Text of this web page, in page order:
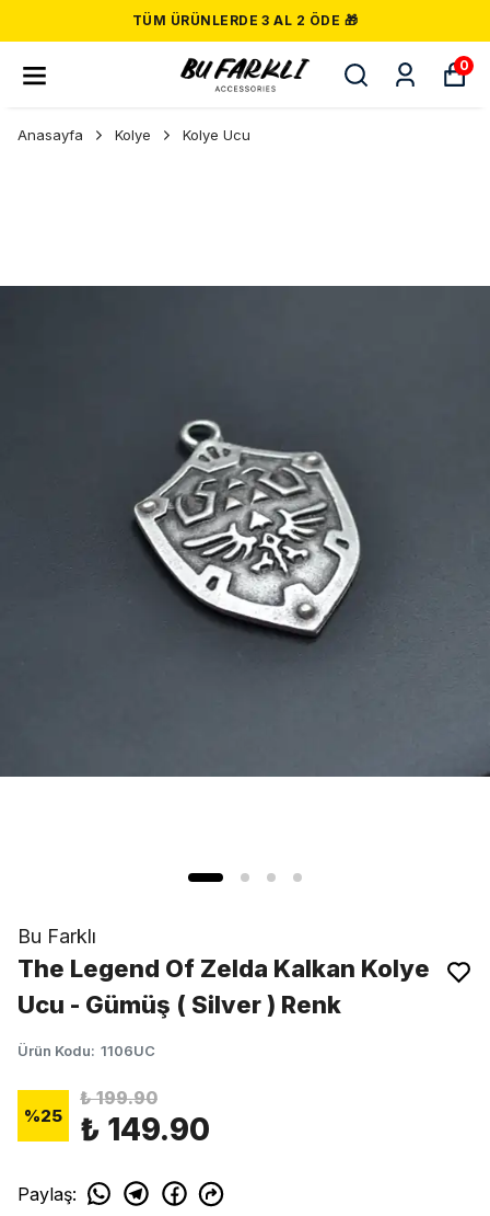
TÜM ÜRÜNLERDE 3 AL 2 ÖDE 🎁
0
Anasayfa Kolye Kolye Ucu
Bu Farklı
The Legend Of Zelda Kalkan Kolye
Ucu - Gümüş ( Silver ) Renk
Ürün Kodu: 1106UC
%25
₺ 199.90
₺ 149.90
Paylaş: